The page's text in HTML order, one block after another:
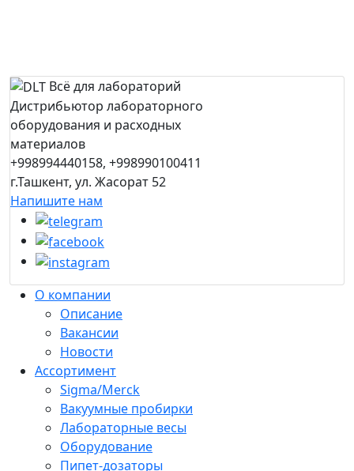
Всё для лабораторий
Дистрибьютор лабораторного
оборудования и расходных
материалов
+998994440158, +998990100411
г.Ташкент, ул. Жасорат 52
Напишите нам
О компании
Описание
Вакансии
Новости
Ассортимент
Sigma/Merck
Вакуумные пробирки
Лабораторные весы
Оборудование
Пипет-дозаторы